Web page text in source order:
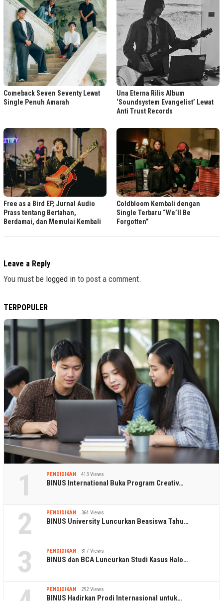
Comeback Seven Seventy Lewat
Single Penuh Amarah
Una Eterna Rilis Album
‘Soundsystem Evangelist’ Lewat
Anti Trust Records
Free as a Bird EP, Jurnal Audio
Prass tentang Bertahan,
Berdamai, dan Memulai Kembali
Coldbloom Kembali dengan
Single Terbaru “We’ll Be
Forgotten”
Leave a Reply
You must be logged in to post a comment.
TERPOPULER
1 PENDIDIKAN 413 Views
BINUS International Buka Program Creativ…
2 PENDIDIKAN 364 Views
BINUS University Luncurkan Beasiswa Tahu…
3 PENDIDIKAN 317 Views
BINUS dan BCA Luncurkan Studi Kasus Halo…
PENDIDIKAN 292 Views
BINUS Hadirkan Prodi Internasional untuk…